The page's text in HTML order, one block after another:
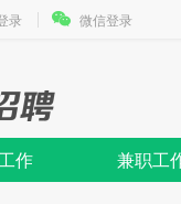
录 微信登录
作 兼职工